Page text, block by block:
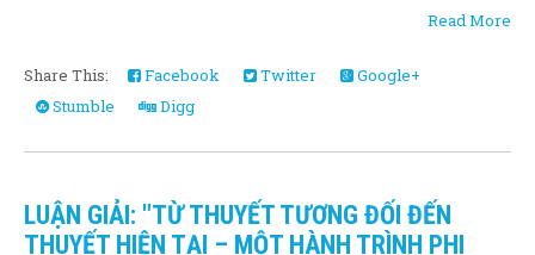
Read More
Share This: Facebook Twitter
Google+
Stumble
Digg
LUẬN GIẢI: "TỪ THUYẾT TƯƠNG ĐỐI ĐẾN
THUYẾT HIỆN TẠI – MỘT HÀNH TRÌNH PHI